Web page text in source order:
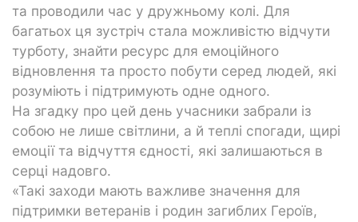
та проводили час у дружньому колі. Для
багатьох ця зустріч стала можливістю відчути
турботу, знайти ресурс для емоційного
відновлення та просто побути серед людей, які
розуміють і підтримують одне одного.
На згадку про цей день учасники забрали із
собою не лише світлини, а й теплі спогади, щирі
емоції та відчуття єдності, які залишаються в
серці надовго.
«Такі заходи мають важливе значення для
підтримки ветеранів і родин загиблих Героїв,